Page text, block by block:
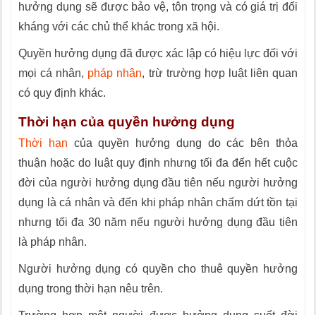
hưởng dụng sẽ được bảo vệ, tôn trọng và có giá trị đối
kháng với các chủ thể khác trong xã hội.
Quyền hưởng dụng đã được xác lập có hiệu lực đối với
mọi cá nhân, pháp nhân, trừ trường hợp luật liên quan
có quy định khác.
Thời hạn của quyền hưởng dụng
Thời hạn của quyền hưởng dụng do các bên thỏa
thuận hoặc do luật quy định nhưng tối đa đến hết cuộc
đời của người hưởng dụng đầu tiên nếu người hưởng
dụng là cá nhân và đến khi pháp nhân chấm dứt tồn tại
nhưng tối đa 30 năm nếu người hưởng dụng đầu tiên
là pháp nhân.
Người hưởng dụng có quyền cho thuê quyền hưởng
dụng trong thời hạn nêu trên.